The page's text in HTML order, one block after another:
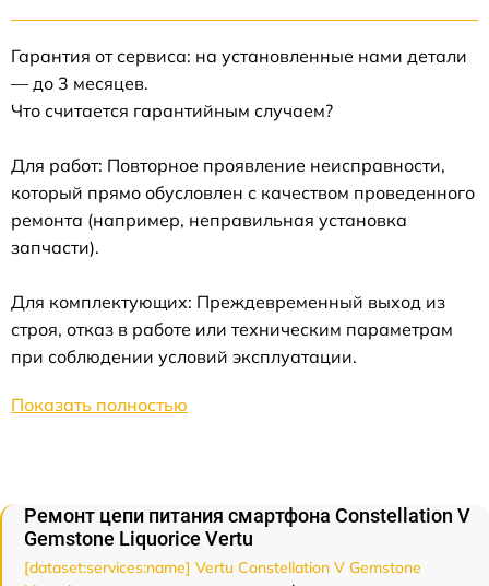
Гарантия от сервиса: на установленные нами детали
— до 3 месяцев.
Что считается гарантийным случаем?
Для работ: Повторное проявление неисправности,
который прямо обусловлен с качеством проведенного
ремонта (например, неправильная установка
запчасти).
Для комплектующих: Преждевременный выход из
строя, отказ в работе или техническим параметрам
при соблюдении условий эксплуатации.
Показать полностью
Ремонт цепи питания смартфона Constellation V
Gemstone Liquorice Vertu
[dataset:services:name] Vertu Constellation V Gemstone